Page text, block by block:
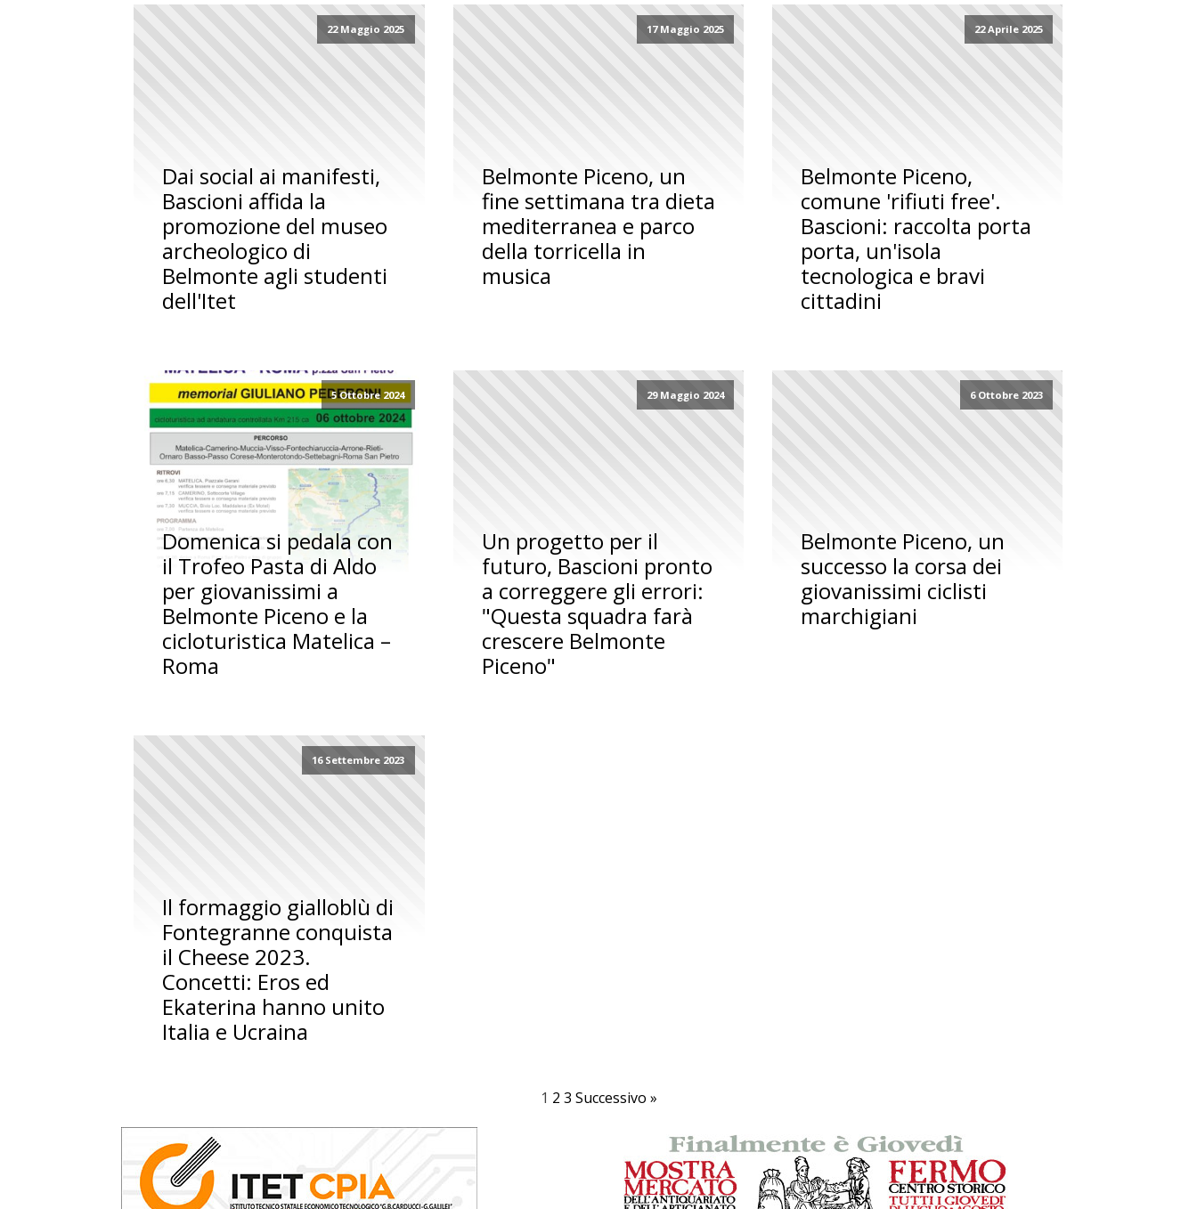
22 Maggio 2025
Dai social ai manifesti,
Bascioni affida la
promozione del museo
archeologico di
Belmonte agli studenti
dell'Itet
17 Maggio 2025
Belmonte Piceno, un
fine settimana tra dieta
mediterranea e parco
della torricella in
musica
22 Aprile 2025
Belmonte Piceno,
comune 'rifiuti free'.
Bascioni: raccolta porta
porta, un'isola
tecnologica e bravi
cittadini
5 Ottobre 2024
Domenica si pedala con
il Trofeo Pasta di Aldo
per giovanissimi a
Belmonte Piceno e la
cicloturistica Matelica –
Roma
29 Maggio 2024
Un progetto per il
futuro, Bascioni pronto
a correggere gli errori:
"Questa squadra farà
crescere Belmonte
Piceno"
6 Ottobre 2023
Belmonte Piceno, un
successo la corsa dei
giovanissimi ciclisti
marchigiani
16 Settembre 2023
Il formaggio gialloblù di
Fontegranne conquista
il Cheese 2023.
Concetti: Eros ed
Ekaterina hanno unito
Italia e Ucraina
1 2 3 Successivo »